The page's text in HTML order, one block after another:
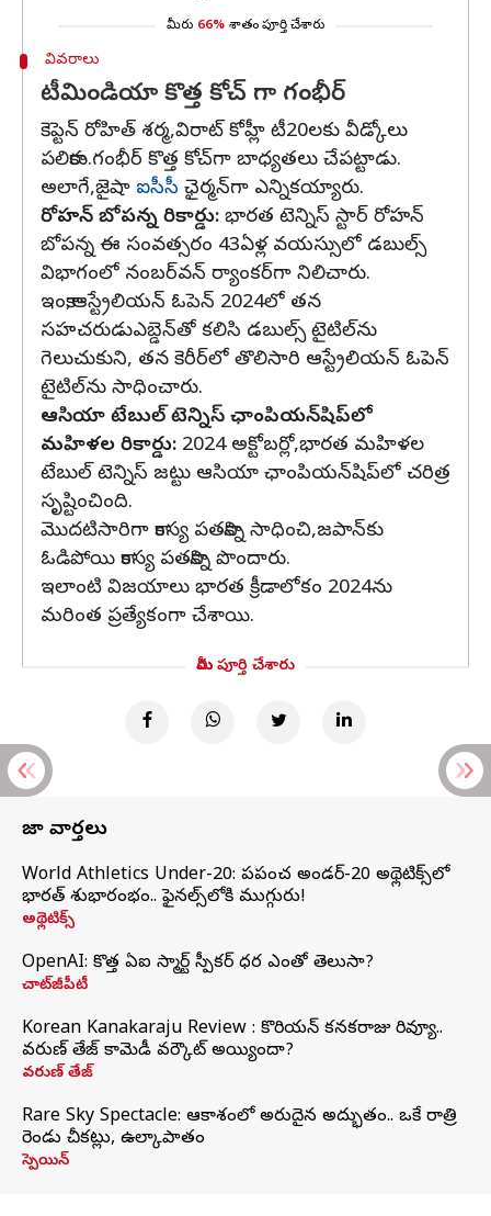
మీరు 66% శాతం పూర్తి చేశారు
వివరాలు
టీమిండియా కొత్త కోచ్ గా గంభీర్‌
కెప్టెన్‌ రోహిత్‌ శర్మ,విరాట్‌ కోహ్లీ టీ20లకు వీడ్కోలు
పలికారు.గంభీర్‌ కొత్త కోచ్‌గా బాధ్యతలు చేపట్టాడు.
అలాగే,జైషా ఐసీసీ ఛైర్మన్‌గా ఎన్నికయ్యారు.
రోహన్ బోపన్న రికార్డు: భారత టెన్నిస్‌ స్టార్ రోహన్
బోపన్న ఈ సంవత్సరం 43ఏళ్ల వయస్సులో డబుల్స్‌
విభాగంలో నంబర్‌వన్‌ ర్యాంకర్‌గా నిలిచారు.
ఇంకా,ఆస్ట్రేలియన్‌ ఓపెన్ 2024లో తన
సహచరుడుఎబ్డెన్‌తో కలిసి డబుల్స్‌ టైటిల్‌ను
గెలుచుకుని, తన కెరీర్‌లో తొలిసారి ఆస్ట్రేలియన్‌ ఓపెన్‌
టైటిల్‌ను సాధించారు.
ఆసియా టేబుల్ టెన్నిస్‌ ఛాంపియన్‌షిప్‌లో
మహిళల రికార్డు: 2024 అక్టోబర్లో,భారత మహిళల
టేబుల్ టెన్నిస్‌ జట్టు ఆసియా ఛాంపియన్‌షిప్‌లో చరిత్ర
సృష్టించింది.
మొదటిసారిగా కాంస్య పతకాన్ని సాధించి,జపాన్‌కు
ఓడిపోయి కాంస్య పతకాన్ని పొందారు.
ఇలాంటి విజయాలు భారత క్రీడాలోకం 2024ను
మరింత ప్రత్యేకంగా చేశాయి.
మీరు పూర్తి చేశారు
తాజా వార్తలు
World Athletics Under-20: ప్రపంచ అండర్-20 అథ్లెటిక్స్‌లో
భారత్‌ శుభారంభం.. ఫైనల్స్‌లోకి ముగ్గురు!
అథ్లెటిక్స్
OpenAI: కొత్త ఏఐ స్మార్ట్ స్పీకర్ ధర ఎంతో తెలుసా?
చాట్‌జీపీటీ
Korean Kanakaraju Review : కొరియన్ కనకరాజు రివ్యూ..
వరుణ్ తేజ్ కామెడీ వర్కౌట్ అయ్యిందా?
వరుణ్ తేజ్
Rare Sky Spectacle: ఆకాశంలో అరుదైన అద్భుతం.. ఒకే రాత్రి
రెండు చీకట్లు, ఉల్కాపాతం
స్పెయిన్